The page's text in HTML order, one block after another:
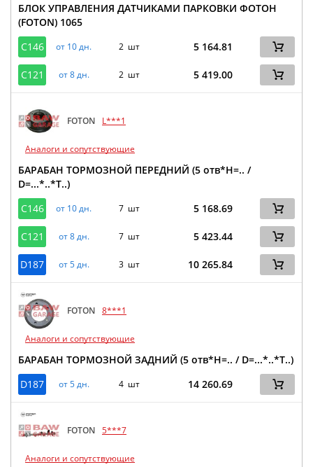
БЛОК УПРАВЛЕНИЯ ДАТЧИКАМИ ПАРКОВКИ ФОТОН
(FOTON) 1065
C146
от 10 дн. 2 шт 5 164.81
C121 от 8 дн. 2 шт 5 419.00
FOTON L***1
Аналоги и сопутствующие
БАРАБАН ТОРМОЗНОЙ ПЕРЕДНИЙ (5 отв*H=.. /
D=...*..*T..)
C146
от 10 дн. 7 шт 5 168.69
C121 от 8 дн. 7 шт 5 423.44
D187 от 5 дн. 3 шт 10 265.84
FOTON 8***1
Аналоги и сопутствующие
БАРАБАН ТОРМОЗНОЙ ЗАДНИЙ (5 отв*H=.. / D=...*..*T..)
D187
от 5 дн. 4 шт 14 260.69
FOTON 5***7
Аналоги и сопутствующие